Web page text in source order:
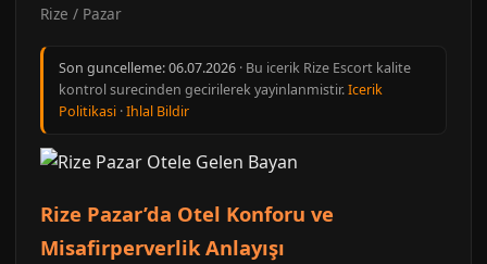
Rize / Pazar
Son guncelleme:06.07.2026 · Bu icerik Rize Escort kalite
kontrol surecinden gecirilerek yayinlanmistir.Icerik
Politikasi ·Ihlal Bildir
Rize Pazar’da Otel Konforu ve
Misafirperverlik Anlayışı